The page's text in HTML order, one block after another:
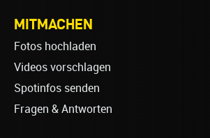
MITMACHEN
Fotos hochladen
Videos vorschlagen
Spotinfos senden
Fragen & Antworten